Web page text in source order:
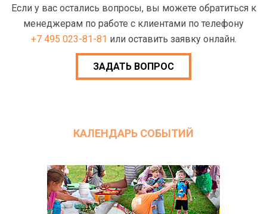
Если у вас остались вопросы, вы можете обратиться к
менеджерам по работе с клиентами по телефону
+7 495 023-81-81 или оставить заявку онлайн.
ЗАДАТЬ ВОПРОС
КАЛЕНДАРЬ СОБЫТИЙ